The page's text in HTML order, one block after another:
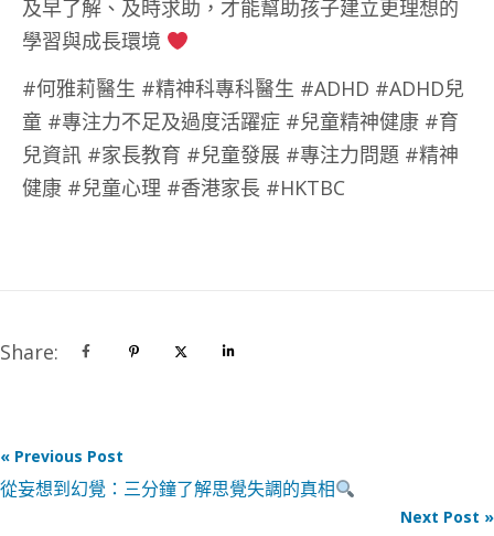
及早了解、及時求助，才能幫助孩子建立更理想的
學習與成長環境
#何雅莉醫生 #精神科專科醫生 #ADHD #ADHD兒
童 #專注力不足及過度活躍症 #兒童精神健康 #育
兒資訊 #家長教育 #兒童發展 #專注力問題 #精神
健康 #兒童心理 #香港家長 #HKTBC
Share:
« Previous Post
從妄想到幻覺：三分鐘了解思覺失調的真相
Next Post »